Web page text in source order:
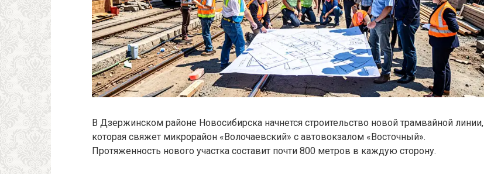
В Дзержинском районе Новосибирска начнется строительство новой трамвайной линии,
которая свяжет микрорайон «Волочаевский» с автовокзалом «Восточный».
Протяженность нового участка составит почти 800 метров в каждую сторону.